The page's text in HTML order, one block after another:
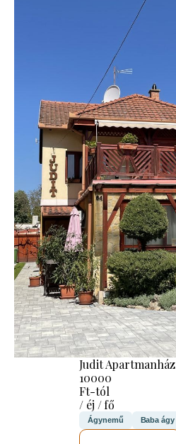
Judit Apartmanház
10000
Ft-tól
/ éj / fő
Ágynemű Baba ágy